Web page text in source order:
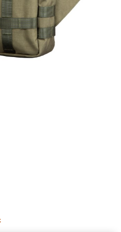
Le lien s'ouvre dans une boîte